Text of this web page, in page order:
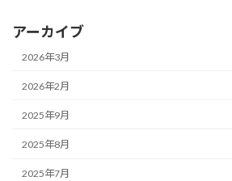
アーカイブ
2026年3月
2026年2月
2025年9月
2025年8月
2025年7月